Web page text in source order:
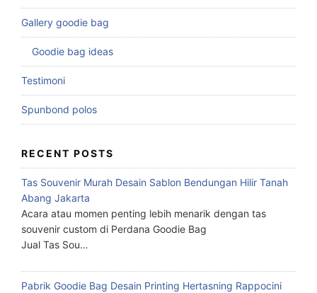
Gallery goodie bag
Goodie bag ideas
Testimoni
Spunbond polos
RECENT POSTS
Tas Souvenir Murah Desain Sablon Bendungan Hilir Tanah
Abang Jakarta
Acara atau momen penting lebih menarik dengan tas
souvenir custom di Perdana Goodie Bag
Jual Tas Sou…
Pabrik Goodie Bag Desain Printing Hertasning Rappocini